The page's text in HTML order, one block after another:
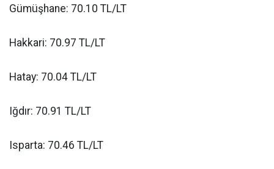
Gümüşhane: 70.10 TL/LT
Hakkari: 70.97 TL/LT
Hatay: 70.04 TL/LT
Iğdır: 70.91 TL/LT
Isparta: 70.46 TL/LT